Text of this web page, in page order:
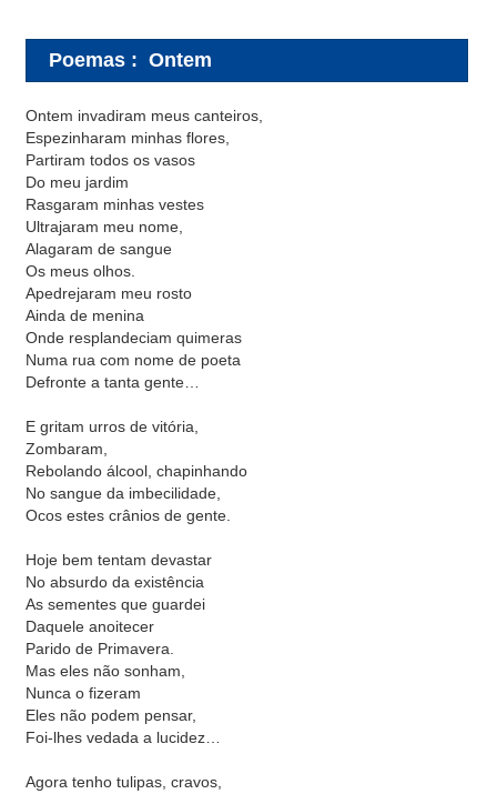
Poemas : Ontem
Ontem invadiram meus canteiros,
Espezinharam minhas flores,
Partiram todos os vasos
Do meu jardim
Rasgaram minhas vestes
Ultrajaram meu nome,
Alagaram de sangue
Os meus olhos.
Apedrejaram meu rosto
Ainda de menina
Onde resplandeciam quimeras
Numa rua com nome de poeta
Defronte a tanta gente…
E gritam urros de vitória,
Zombaram,
Rebolando álcool, chapinhando
No sangue da imbecilidade,
Ocos estes crânios de gente.
Hoje bem tentam devastar
No absurdo da existência
As sementes que guardei
Daquele anoitecer
Parido de Primavera.
Mas eles não sonham,
Nunca o fizeram
Eles não podem pensar,
Foi-lhes vedada a lucidez…
Agora tenho tulipas, cravos,